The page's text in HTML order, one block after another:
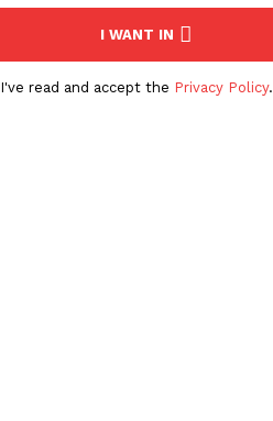
I WANT IN
I've read and accept the Privacy Policy.